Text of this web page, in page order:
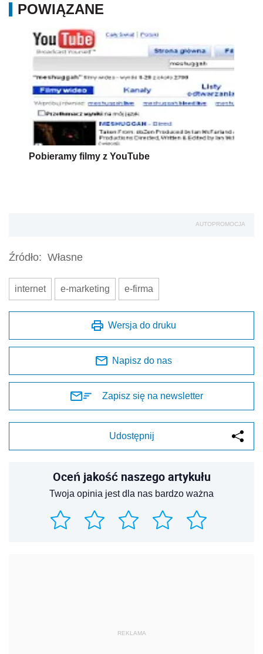
POWIĄZANE
Pobieramy filmy z YouTube
AUTOPROMOCJA
Źródło: Własne
internet e-marketing e-firma
Wersja do druku
Napisz do nas
Zapisz się na newsletter
Udostępnij
Oceń jakość naszego artykułu
Twoja opinia jest dla nas bardzo ważna
REKLAMA